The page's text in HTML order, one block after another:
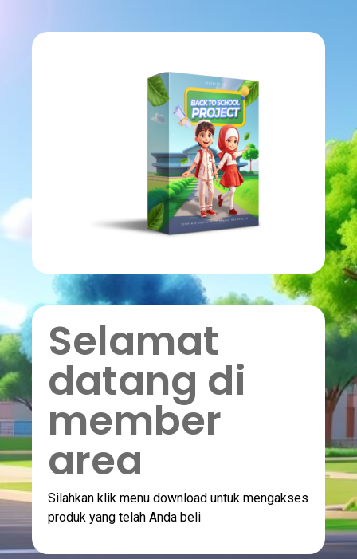
Selamat
datang di
member
area
Silahkan klik menu download untuk mengakses
produk yang telah Anda beli